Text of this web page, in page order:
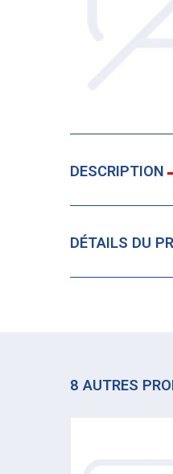
DESCRIPTION
DÉTAILS DU
8 AUTRES